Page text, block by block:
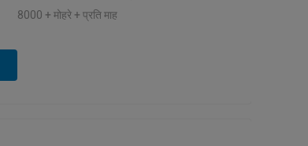
8000 + मोहरे + प्रति माह